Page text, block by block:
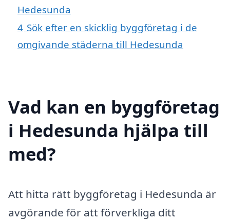
Hedesunda
4 Sök efter en skicklig byggföretag i de
omgivande städerna till Hedesunda
Vad kan en byggföretag
i Hedesunda hjälpa till
med?
Att hitta rätt byggföretag i Hedesunda är
avgörande för att förverkliga ditt